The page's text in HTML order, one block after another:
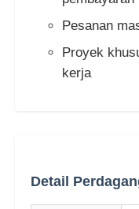
Pesanan
Proyek
kerja
Detail